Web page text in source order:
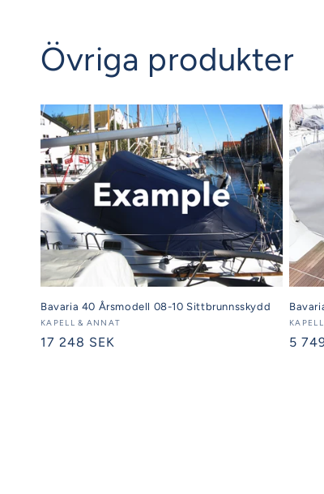
Övriga produkter
Bavaria 40 Årsmodell 08-10 Sittbrunnsskydd
Säljare:
KAPELL & ANNAT
Ordinarie
17 248 SEK 5